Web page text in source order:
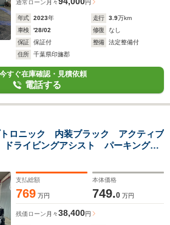
通常ローン 月々 円
年式 2023年 走行 3.9万km
車検
'28/02 修復
なし
保証
保証付 整備
法定整備付
住所
千葉県印旛郡
今すぐ在庫確認・見積依頼
電話する
ロニック 内装ブラック アクティブ
ライビングアシスト パーキングア
ーダー アダプティブLEDヘッドラ
支払総額
769 万円
本体価格
749.0 万円
残価ローン 月々38,400円